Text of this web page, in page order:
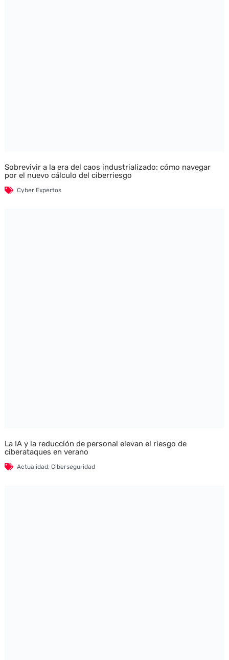
Sobrevivir a la era del caos industrializado: cómo navegar
por el nuevo cálculo del ciberriesgo
Cyber Expertos
La IA y la reducción de personal elevan el riesgo de
ciberataques en verano
Actualidad, Ciberseguridad